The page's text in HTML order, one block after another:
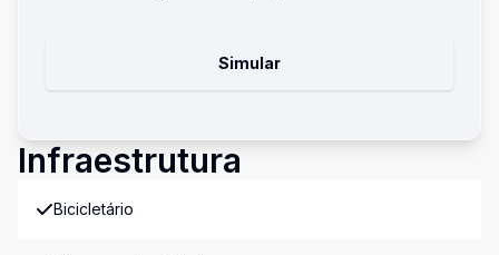
Simular
Infraestrutura
Bicicletário